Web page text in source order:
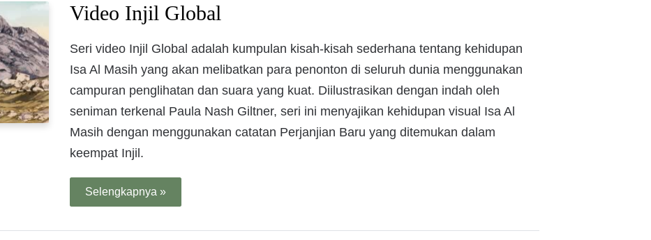
Video Injil Global
Seri video Injil Global adalah kumpulan kisah-kisah sederhana tentang kehidupan
Isa Al Masih yang akan melibatkan para penonton di seluruh dunia menggunakan
campuran penglihatan dan suara yang kuat. Diilustrasikan dengan indah oleh
seniman terkenal Paula Nash Giltner, seri ini menyajikan kehidupan visual Isa Al
Masih dengan menggunakan catatan Perjanjian Baru yang ditemukan dalam
keempat Injil.
Selengkapnya »